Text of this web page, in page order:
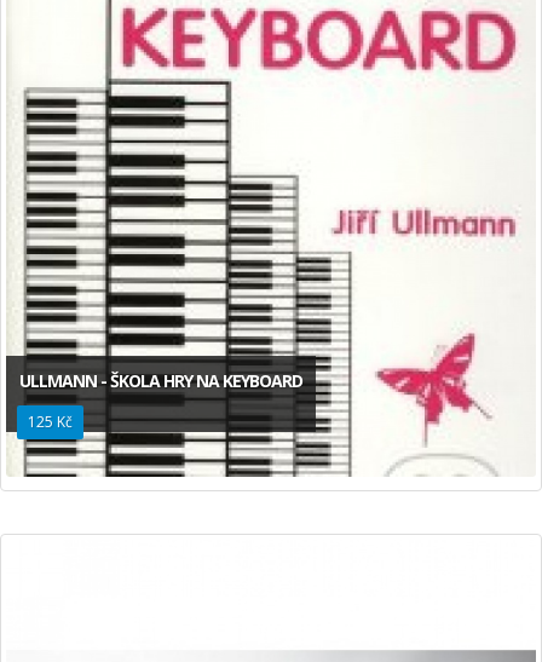
ULLMANN - ŠKOLA HRY NA KEYBOARD
125 Kč